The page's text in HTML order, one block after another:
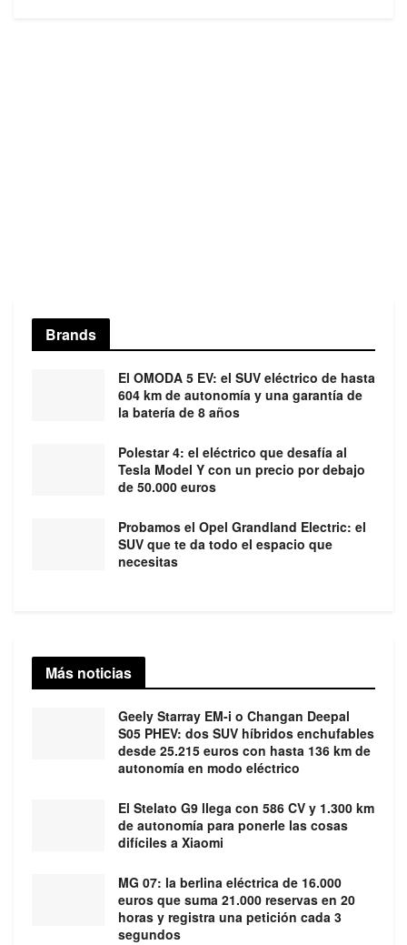
Brands
El OMODA 5 EV: el SUV eléctrico de hasta
604 km de autonomía y una garantía de
la batería de 8 años
Polestar 4: el eléctrico que desafía al
Tesla Model Y con un precio por debajo
de 50.000 euros
Probamos el Opel Grandland Electric: el
SUV que te da todo el espacio que
necesitas
Más noticias
Geely Starray EM-i o Changan Deepal
S05 PHEV: dos SUV híbridos enchufables
desde 25.215 euros con hasta 136 km de
autonomía en modo eléctrico
El Stelato G9 llega con 586 CV y 1.300 km
de autonomía para ponerle las cosas
difíciles a Xiaomi
MG 07: la berlina eléctrica de 16.000
euros que suma 21.000 reservas en 20
horas y registra una petición cada 3
segundos